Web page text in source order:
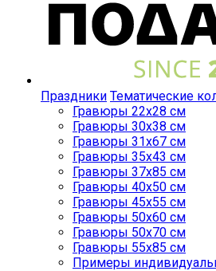
Праздники Тематические
Гравюры 22x28 см
Гравюры 30x38 см
Гравюры 31x67 см
Гравюры 35x43 см
Гравюры 37x85 см
Гравюры 40x50 см
Гравюры 45x55 см
Гравюры 50x60 см
Гравюры 50x70 см
Гравюры 55x85 см
Примеры